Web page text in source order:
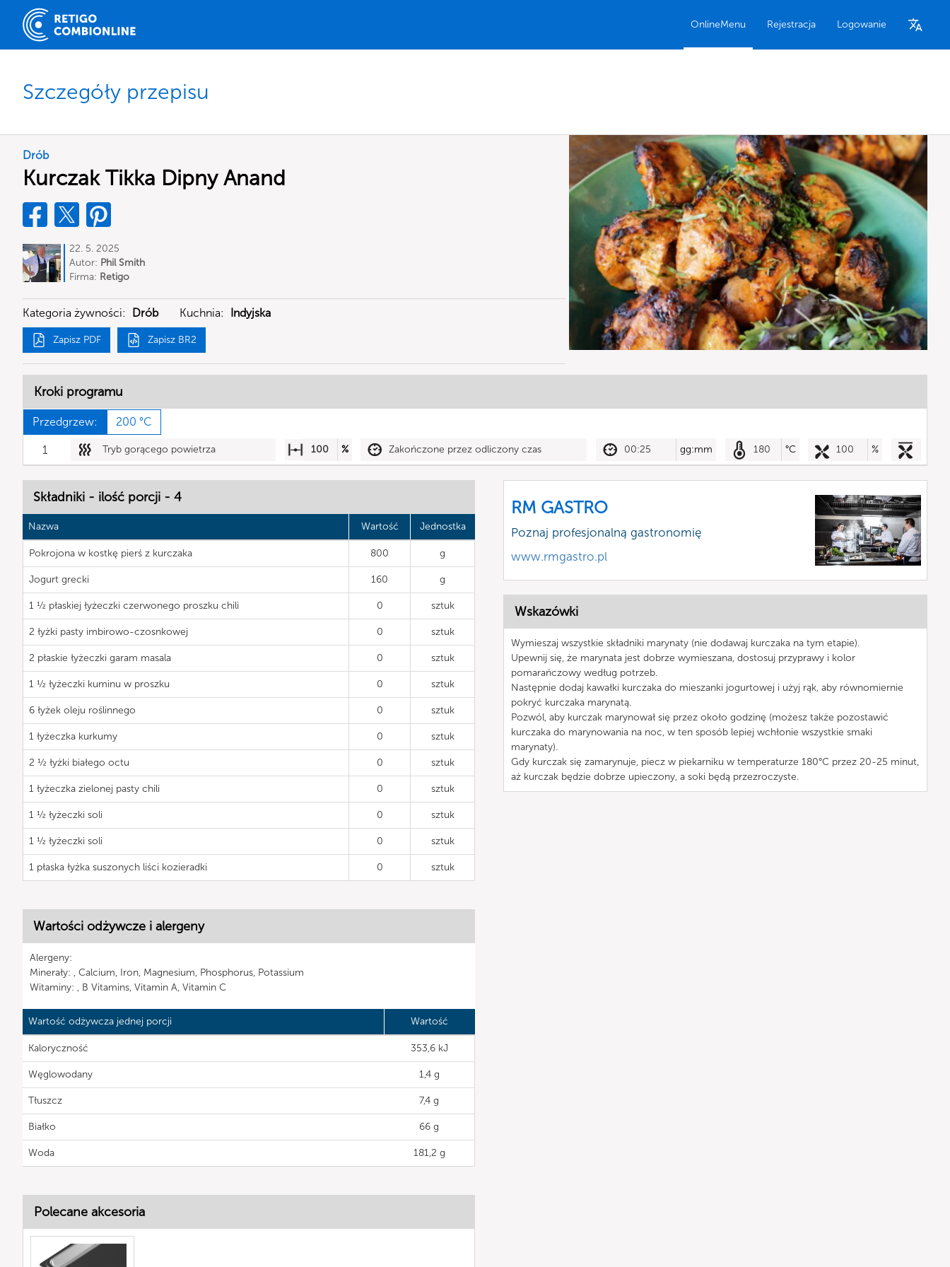
OnlineMenu Rejestracja Logowanie
Szczegóły przepisu
Drób
Kurczak Tikka Dipny Anand
22. 5. 2025
Autor: Phil Smith
Firma: Retigo
Kategoria żywności: Drób Kuchnia: Indyjska
Zapisz PDF Zapisz BR2
Kroki programu
Przedgrzew: 200 °C
1 Tryb gorącego powietrza 100 % Zakończone przez odliczony czas 00:25 gg:mm 180 °C 100 %
Składniki - ilość porcji - 4
Nazwa Wartość Jednostka
Pokrojona w kostkę pierś z kurczaka 800 g
Jogurt grecki 160 g
1 ½ płaskiej łyżeczki czerwonego proszku chili 0 sztuk
2 łyżki pasty imbirowo-czosnkowej 0 sztuk
2 płaskie łyżeczki garam masala 0 sztuk
1 ½ łyżeczki kuminu w proszku 0 sztuk
6 łyżek oleju roślinnego 0 sztuk
1 łyżeczka kurkumy 0 sztuk
2 ½ łyżki białego octu 0 sztuk
1 łyżeczka zielonej pasty chili 0 sztuk
1 ½ łyżeczki soli 0 sztuk
1 ½ łyżeczki soli 0 sztuk
1 płaska łyżka suszonych liści kozieradki 0 sztuk
Wartości odżywcze i alergeny
Alergeny:
Minerały: , Calcium, Iron, Magnesium, Phosphorus, Potassium
Witaminy: , B Vitamins, Vitamin A, Vitamin C
Wartość odżywcza jednej porcji Wartość
Kaloryczność 353,6 kJ
Węglowodany 1,4 g
Tłuszcz 7,4 g
Białko 66 g
Woda 181,2 g
RM GASTRO
Poznaj profesjonalną gastronomię
www.rmgastro.pl
Wskazówki
Wymieszaj wszystkie składniki marynaty (nie dodawaj kurczaka na tym etapie).
Upewnij się, że marynata jest dobrze wymieszana, dostosuj przyprawy i kolor
pomarańczowy według potrzeb.
Następnie dodaj kawałki kurczaka do mieszanki jogurtowej i użyj rąk, aby równomiernie
pokryć kurczaka marynatą.
Pozwól, aby kurczak marynował się przez około godzinę (możesz także pozostawić
kurczaka do marynowania na noc, w ten sposób lepiej wchłonie wszystkie smaki
marynaty).
Gdy kurczak się zamarynuje, piecz w piekarniku w temperaturze 180°C przez 20-25 minut,
aż kurczak będzie dobrze upieczony, a soki będą przezroczyste.
Polecane akcesoria